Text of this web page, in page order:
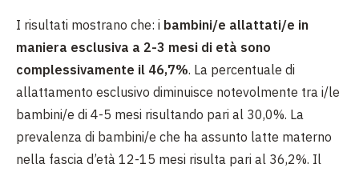
I risultati mostrano che: i bambini/e allattati/e in
maniera esclusiva a 2-3 mesi di età sono
complessivamente il 46,7%. La percentuale di
allattamento esclusivo diminuisce notevolmente tra i/le
bambini/e di 4-5 mesi risultando pari al 30,0%. La
prevalenza di bambini/e che ha assunto latte materno
nella fascia d’età 12-15 mesi risulta pari al 36,2%. Il